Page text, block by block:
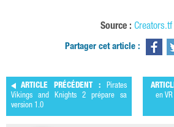
Source : Creators.tf
Partager cet article :
ARTICLE PRÉCÉDENT : Pirates
Vikings and Knights 2 prépare sa
version 1.0
en